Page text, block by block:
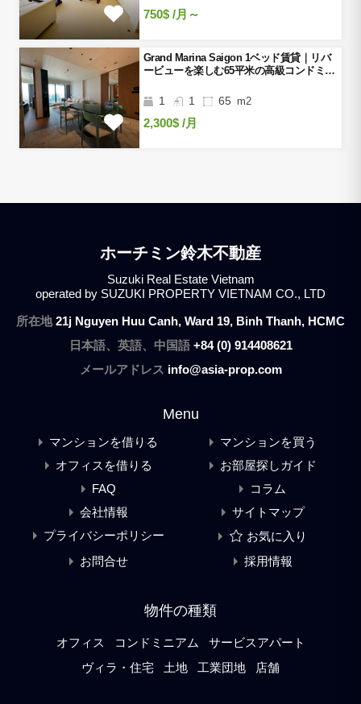
750$ /月～
Grand Marina Saigon 1ベッド賃貸｜リバ
ービューを楽しむ65平米の高級コンドミニ
1 1 65 m2
2,300$ /月
ホーチミン鈴木不動産
Suzuki Real Estate Vietnam
operated by SUZUKI PROPERTY VIETNAM CO., LTD
所在地21j Nguyen Huu Canh, Ward 19, Binh Thanh, HCMC
日本語、英語、中国語 +84 (0) 914408621
メールアドレス info@asia-prop.com
Menu
マンションを借りる
マンションを買う
オフィスを借りる
お部屋探しガイド
FAQ
コラム
会社情報
サイトマップ
プライバシーポリシー
お気に入り
お問合せ
採用情報
物件の種類
オフィス コンドミニアム
サービスアパート
ヴィラ・住宅
土地 工業団地 店舗